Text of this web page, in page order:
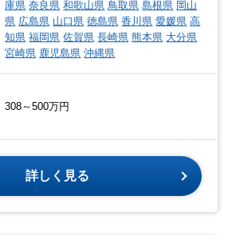
庫県 奈良県 和歌山県 鳥取県 島根県 岡山
県 広島県 山口県 徳島県 香川県 愛媛県 高
知県 福岡県 佐賀県 長崎県 熊本県 大分県
宮崎県 鹿児島県 沖縄県
308～500万円
詳しく見る